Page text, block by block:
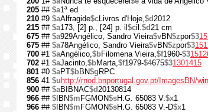
205 ## $a1ª ed
210 #9 $aAlfragide$cLivros d'Hoje,$d2012
215 ## $a173, [2] p., [24] p. il $cil.$d21 cm
675 ## $a929Angélico, Sandro Vieira$vBN$zpor$3
675 ## $a78Angélico, Sandro Vieira$vBN$zpor$3
700 #1 $aAngélico,$bFilomena Vieira,$f1960-$3
702 #1 $aJacinto,$bMarta,$f1979-$4675$31301415
801 #0 $aPT$bBN$g RPC
856 41 $u http://rnod.bnportugal.gov.pt/ImagesBN/
900 ## $aBIBNAC$d20130814
966 ## $l BN$m FGMON$sH.G. 65083 V.$x1
966 ## $l BN$m FGMON$sH.G. 65083 V.-D$x1